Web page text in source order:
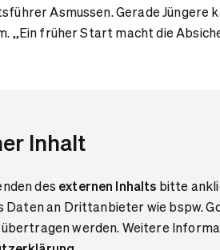
Asmussen. Gerade Jüngere
„Ein früher Start macht die
Inhalt
des externen Inhalts bitte
Daten an Drittanbieter wie bspw.
werden. Weitere